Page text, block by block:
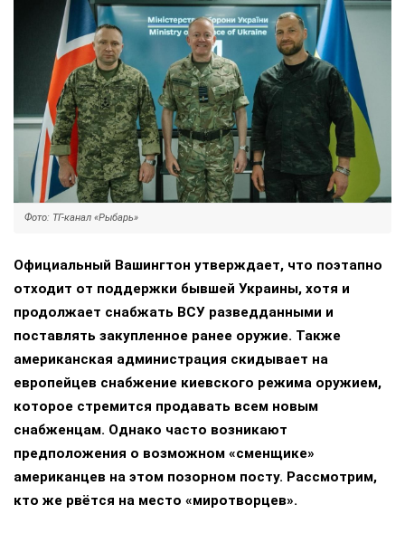
Фото: ТГ-канал «Рыбарь»
Официальный Вашингтон утверждает, что поэтапно
отходит от поддержки бывшей Украины, хотя и
продолжает снабжать ВСУ разведданными и
поставлять закупленное ранее оружие. Также
американская администрация скидывает на
европейцев снабжение киевского режима оружием,
которое стремится продавать всем новым
снабженцам. Однако часто возникают
предположения о возможном «сменщике»
американцев на этом позорном посту. Рассмотрим,
кто же рвётся на место «миротворцев».